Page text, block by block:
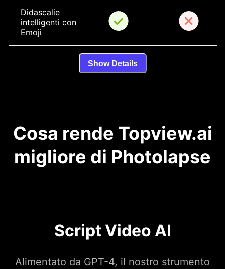
Didascalie
intelligenti con
Emoji
Show Details
Cosa rende Topview.ai
migliore di Photolapse
Script Video AI
Alimentato da GPT-4, il nostro strumento